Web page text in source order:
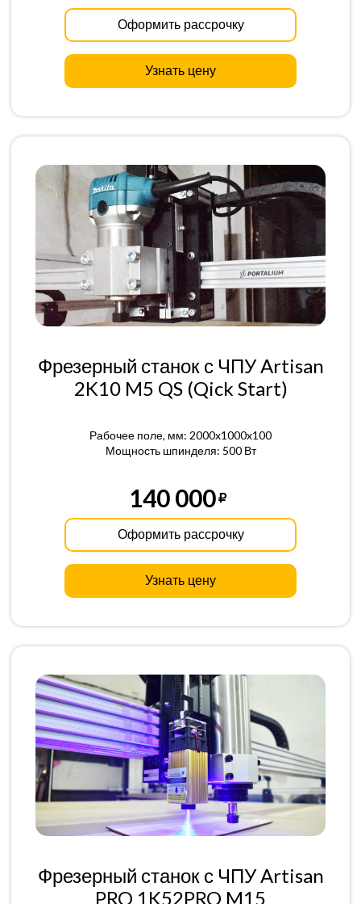
Оформить рассрочку
Узнать цену
Фрезерный станок с ЧПУ Artisan
2K10 M5 QS (Qick Start)
Рабочее поле, мм: 2000x1000x100
Мощность шпинделя: 500 Вт
140 000
Оформить рассрочку
Узнать цену
Фрезерный станок с ЧПУ Artisan
PRO 1K52PRO M15